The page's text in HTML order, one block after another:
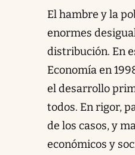
El hambre y la
enormes
distribución. En
Economía en
el desarrollo
todos. En rigor,
de los casos, y
económicos y